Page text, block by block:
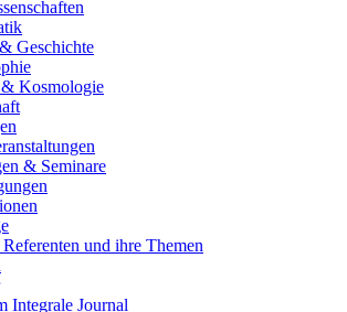
Geschichte
Kosmologie
& Seminare
und ihre Themen
Integrale Journal